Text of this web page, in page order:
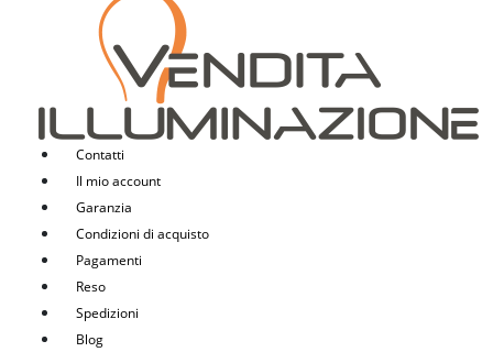
Contatti
Il mio account
Garanzia
Condizioni di acquisto
Pagamenti
Reso
Spedizioni
Blog